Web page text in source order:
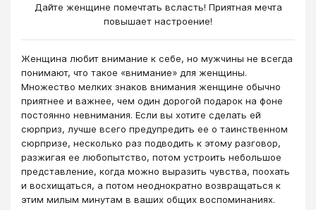
Дайте женщине помечтать всласть! Приятная мечта
повышает настроение!
Женщина любит внимание к себе, но мужчины не всегда
понимают, что такое «внимание» для женщины.
Множество мелких знаков внимания женщине обычно
приятнее и важнее, чем один дорогой подарок на фоне
постоянно невнимания. Если вы хотите сделать ей
сюрприз, лучше всего предупредить ее о таинственном
сюрпризе, несколько раз подводить к этому разговор,
разжигая ее любопытство, потом устроить небольшое
представление, когда можно выразить чувства, поохать
и восхищаться, а потом неоднократно возвращаться к
этим милым минутам в ваших общих воспоминаниях.